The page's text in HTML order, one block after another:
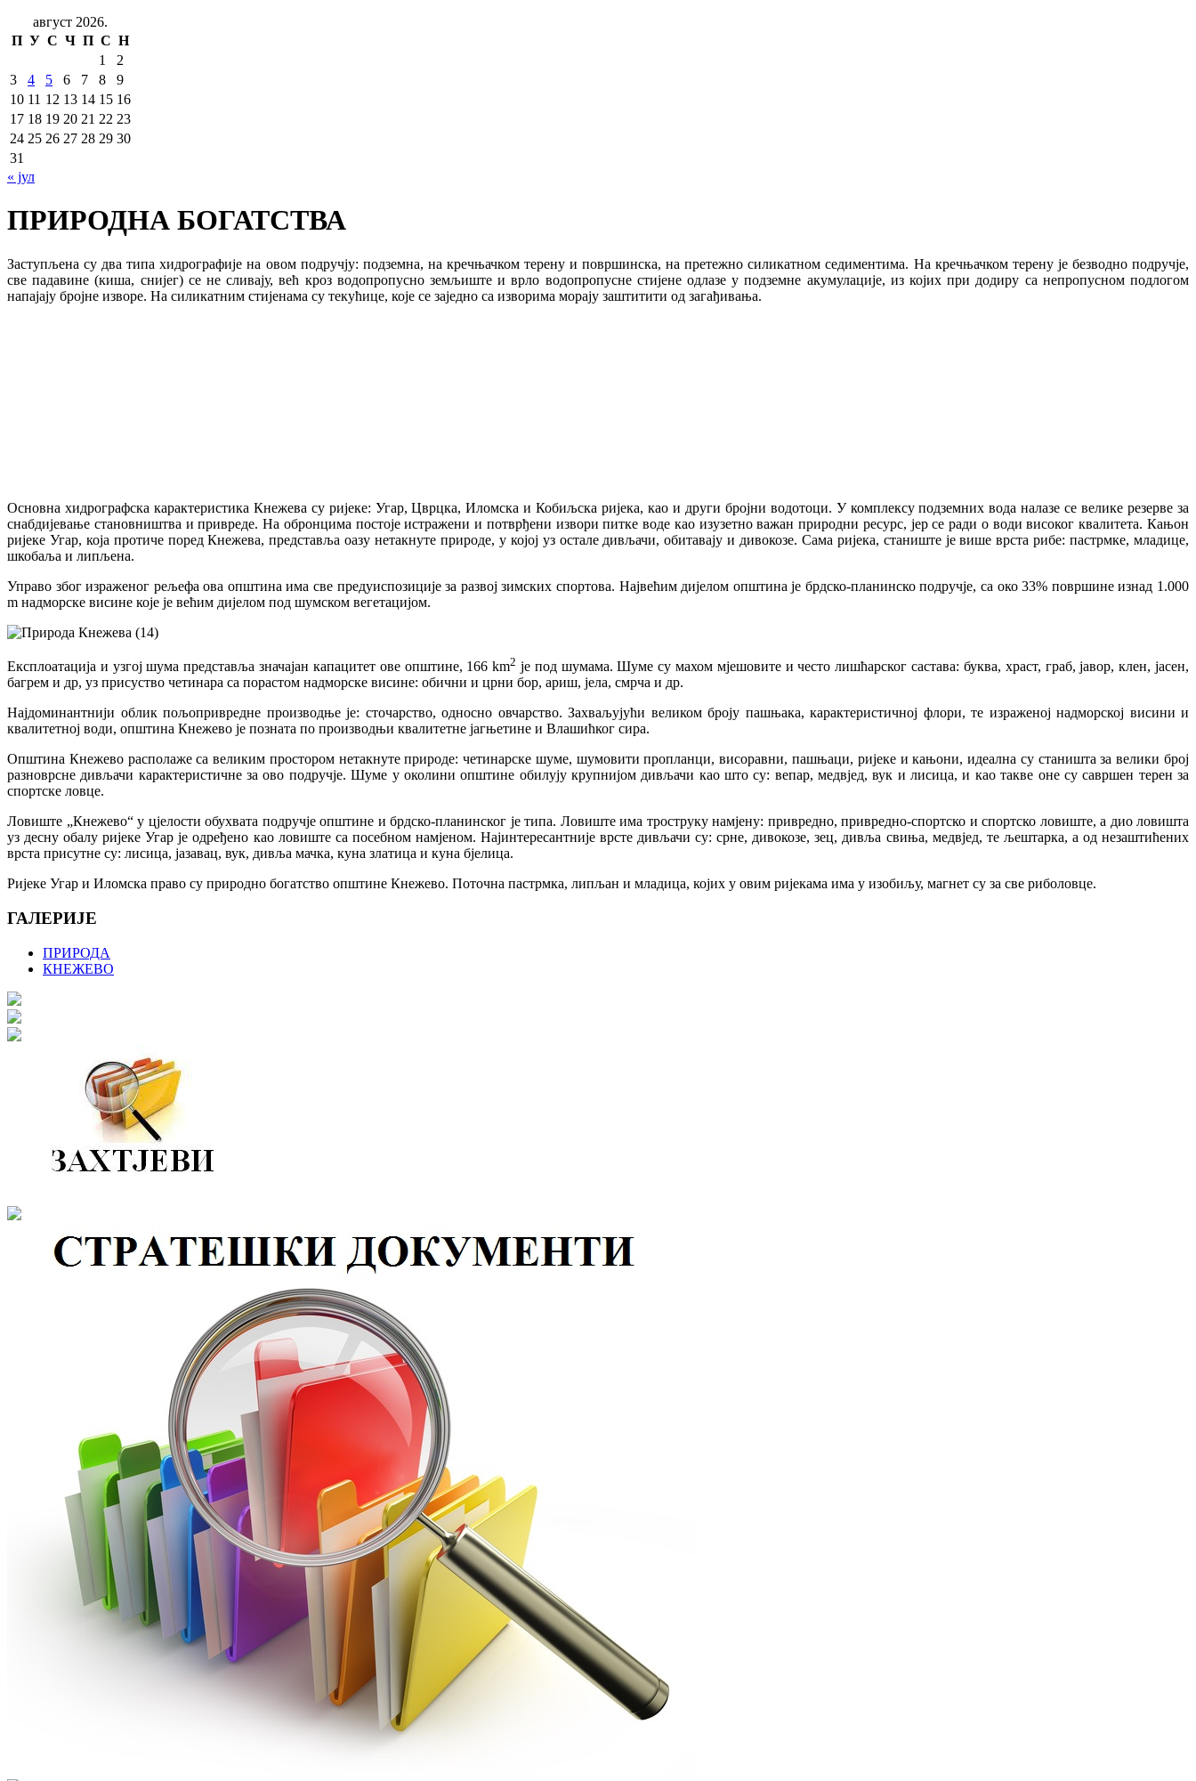
август 2026.
П У С Ч П С Н
1
2
3
4 5 6 7 8
9
10 11 12 13 14 15 16
17 18 19 20 21 22 23
24 25 26 27 28 29 30
31
« јул
ПРИРОДНА БОГАТСТВА
Заступљена су два типа хидрографије на овом подручју: подземна, на кречњачком терену и површинска, на претежно силикатном седиментима. На кречњачком терену је безводно подручје,
све падавине (киша, снијег) се не сливају, већ кроз водопропусно земљиште и врло водопропусне стијене одлазе у подземне акумулације, из којих при додиру са непропусном подлогом
напајају бројне изворе. На силикатним стијенама су текућице, које се заједно са изворима морају заштитити од загађивања.
Основна хидрографска карактеристика Кнежева су ријеке: Угар, Цврцка, Иломска и Кобиљска ријека, као и други бројни водотоци. У комплексу подземних вода налазе се велике резерве за
снабдијевање становништва и привреде. На обронцима постоје истражени и потврђени извори питке воде као изузетно важан природни ресурс, јер се ради о води високог квалитета. Кањон
ријеке Угар, која протиче поред Кнежева, представља оазу нетакнуте природе, у којој уз остале дивљачи, обитавају и дивокозе. Сама ријека, станиште је више врста рибе: пастрмке, младице,
шкобаља и липљена.
Управо због израженог рељефа ова општина има све предуиспозиције за развој зимских спортова. Највећим дијелом општина је брдско-планинско подручје, са око 33% површине изнад 1.000
m надморске висине које је већим дијелом под шумском вегетацијом.
Експлоатација и узгој шума представља значајан капацитет ове општине, 166 km2 је под шумама. Шуме су махом мјешовите и често лишћарског састава: буква, храст, граб, јавор, клен, јасен,
багрем и др, уз присуство четинара са порастом надморске висине: обични и црни бор, ариш, јела, смрча и др.
Најдоминантнији облик пољопривредне производње је: сточарство, односно овчарство. Захваљујући великом броју пашњака, карактеристичној флори, те израженој надморској висини и
квалитетној води, општина Кнежево је позната по производњи квалитетне јагњетине и Влашићког сира.
Општина Кнежево располаже са великим простором нетакнуте природе: четинарске шуме, шумовити пропланци, висоравни, пашњаци, ријеке и кањони, идеална су станишта за велики број
разноврсне дивљачи карактеристичне за ово подручје. Шуме у околини општине обилују крупнијом дивљачи као што су: вепар, медвјед, вук и лисица, и као такве оне су савршен терен за
спортске ловце.
Ловиште „Кнежево“ у цјелости обухвата подручје општине и брдско-планинског је типа. Ловиште има троструку намјену: привредно, привредно-спортско и спортско ловиште, а дио ловишта
уз десну обалу ријеке Угар је одређено као ловиште са посебном намјеном. Најинтересантније врсте дивљачи су: срне, дивокозе, зец, дивља свиња, медвјед, те љештарка, а од незаштићених
врста присутне су: лисица, јазавац, вук, дивља мачка, куна златица и куна бјелица.
Ријеке Угар и Иломска право су природно богатство општине Кнежево. Поточна пастрмка, липљан и младица, којих у овим ријекама има у изобиљу, магнет су за све риболовце.
ГАЛЕРИЈЕ
ПРИРОДА
КНЕЖЕВО